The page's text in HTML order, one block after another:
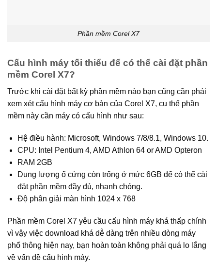
Phần mềm Corel X7
Cấu hình máy tối thiểu để có thể cài đặt phần
mềm Corel X7?
Trước khi cài đặt bất kỳ phần mềm nào bạn cũng cần phải
xem xét cấu hình máy cơ bản của Corel X7, cụ thể phần
mềm này cần máy có cấu hình như sau:
Hệ điều hành: Microsoft, Windows 7/8/8.1, Windows 10.
CPU: Intel Pentium 4, AMD Athlon 64 or AMD Opteron
RAM 2GB
Dung lượng ổ cứng còn trống ở mức 6GB để có thể cài
đặt phần mềm đầy đủ, nhanh chóng.
Độ phân giải màn hình 1024 x 768
Phần mềm Corel X7 yêu cầu cấu hình máy khá thấp chính
vì vậy việc download khá dễ dàng trên nhiều dòng máy
phổ thông hiện nay, bạn hoàn toàn không phải quá lo lắng
về vấn đề cấu hình máy.